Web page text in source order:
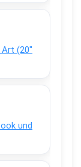
(20″
und